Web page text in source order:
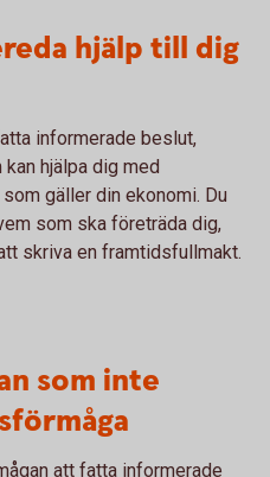
hjälp till dig
informerade beslut,
hjälpa dig med
gäller din ekonomi. Du
som ska företräda dig,
skriva en framtidsfullmakt.
som inte
att fatta informerade